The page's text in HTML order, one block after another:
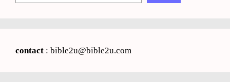
contact : bible2u@bible2u.com